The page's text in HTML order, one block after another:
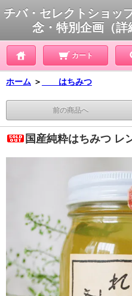
チバ・セレクトショッ
念・特別企画（詳
カート
ホーム ＞ はちみつ
前の商品へ
国産純粋はちみつ レ